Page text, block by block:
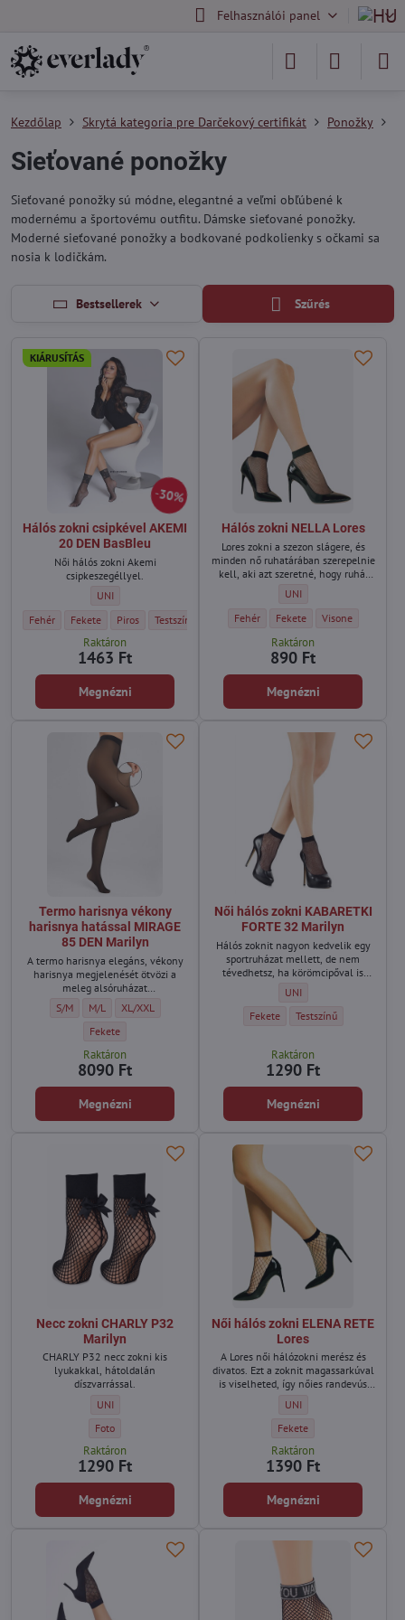
Felhasználói panel
Kezdőlap Skrytá kategoria pre Darčekový certifikát Ponožky
Sieťované ponožky
Sieťované ponožky sú módne, elegantné a veľmi obľúbené k
modernému a športovému outfitu. Dámske sieťované ponožky.
Moderné sieťované ponožky a bodkované podkolienky s očkami sa
nosia k lodičkám.
Bestsellerek Szűrés
30%
KIÁRUSÍTÁS
Hálós zokni csipkével AKEMI
20 DEN BasBleu
Női hálós zokni Akemi
csipkeszegéllyel.
Hálós zokni csipkével AKEMI 20 DEN BasBleu - Méret:
UNI
Hálós zokni csipkével AKEMI 20 DEN BasBleu - Szín:
Fehér Hálós zokni csipkével AKEMI 20 DEN BasBleu - Szín:
Fekete Hálós zokni csipkével AKEMI 20 DEN BasBleu - Szín:
Piros Hálós zokni csipkével AKEMI 20 DEN BasBleu - Szín:
Testszínű
Raktáron
1463 Ft
Megnézni
Hálós zokni NELLA Lores
Lores zokni a szezon slágere, és
minden nő ruhatárában szerepelnie
kell, aki azt szeretné, hogy ruhái
trendeknek.
Hálós zokni NELLA Lores -
UNI
Hálós zokni NELLA Lores - Szín:
Fehér Hálós zokni NELLA Lores -
Fekete Hálós zokni
Visone
Raktáron
890 Ft
Megnézni
Termo harisnya vékony
harisnya hatással MIRAGE
85 DEN Marilyn
A termo harisnya elegáns, vékony
harisnya megjelenését ötvözi a
meleg alsóruházat
Termo harisnya vékony harisnya hatással MIRAGE 85 DEN Marilyn - Méret:
S/M Termo harisnya vékony harisnya hatással MIRAGE 85 DEN Marilyn -
M/L Termo harisnya vékony harisnya hatással MIRAGE 85 DEN
XL/XXL
Termo harisnya vékony harisnya hatással MIRAGE 85 DEN Marilyn -
Fekete
Raktáron
8090 Ft
Megnézni
Női hálós zokni KABARETKI
FORTE 32 Marilyn
Hálós zoknit nagyon kedvelik egy
sportruházat mellett, de nem
tévedhetsz, ha körömcipőval is
Női hálós zokni
UNI
Női hálós zokni KABARETKI
Fekete Női hálós zokni
Testszínű
Raktáron
1290 Ft
Megnézni
Necc zokni CHARLY P32
Marilyn
CHARLY P32 necc zokni kis
lyukakkal, hátoldalán
díszvarrással.
Necc zokni CHARLY P32 Marilyn - Méret:
UNI
Necc zokni CHARLY P32 Marilyn - Szín:
Foto
Raktáron
1290 Ft
Megnézni
Női hálós zokni ELENA RETE
Lores
A Lores női hálózokni merész és
divatos. Ezt a zoknit magassarkúval
is viselheted, így nőies randevús
Női hálós zokni ELENA
UNI
Női hálós zokni ELENA
Fekete
Raktáron
1390 Ft
Megnézni